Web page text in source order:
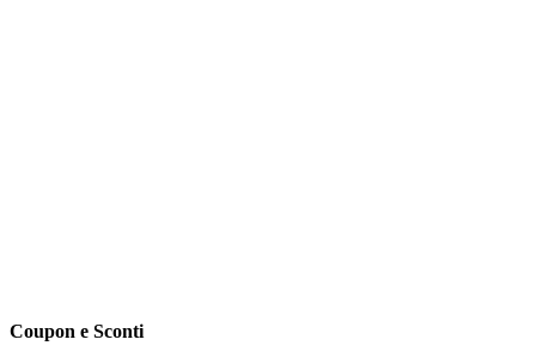
Coupon e Sconti